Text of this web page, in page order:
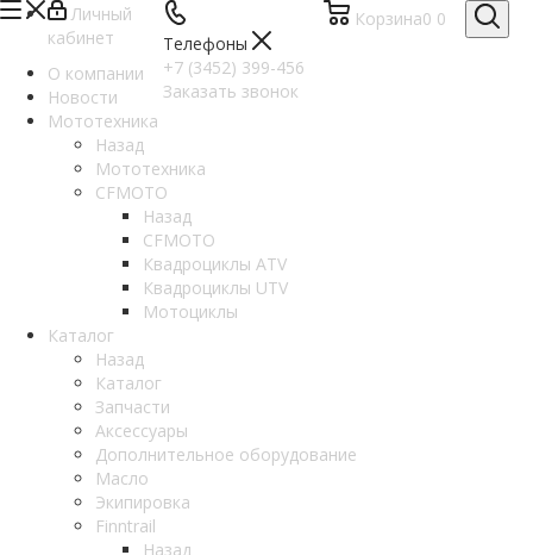
Корзина0 0
Телефоны
+7 (3452) 399-456
Заказать звонок
Личный
кабинет
О компании
Новости
Мототехника
Назад
Мототехника
CFMOTO
Назад
CFMOTO
Квадроциклы ATV
Квадроциклы UTV
Мотоциклы
Каталог
Назад
Каталог
Запчасти
Аксессуары
Дополнительное оборудование
Масло
Экипировка
Finntrail
Назад